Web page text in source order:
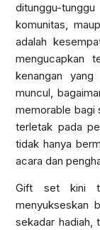
ditunggu-
komunitas,
adalah
mengucapkan
kenangan yang
muncul,
memorable bagi
terletak pada
tidak hanya
acara dan
Gift set kini
menyukseskan
sekadar hadiah,